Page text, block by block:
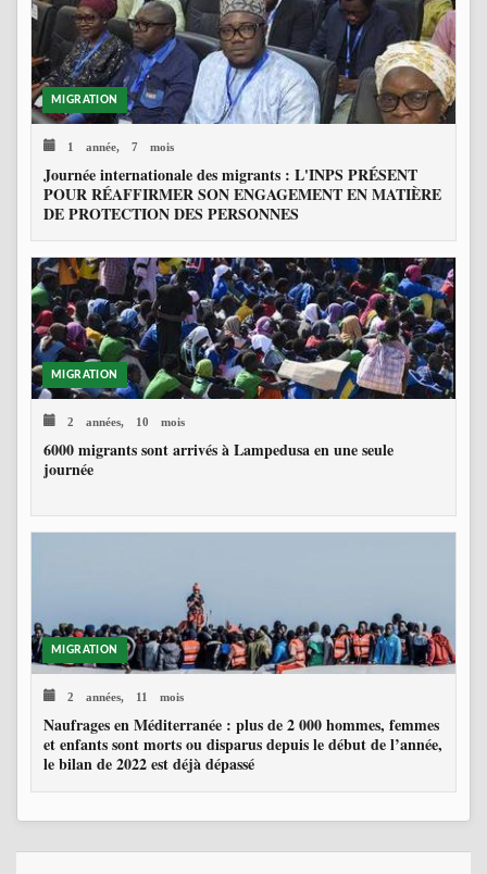
MIGRATION
1 année, 7 mois
Journée internationale des migrants : L'INPS PRÉSENT
POUR RÉAFFIRMER SON ENGAGEMENT EN MATIÈRE
DE PROTECTION DES PERSONNES
MIGRATION
2 années, 10 mois
6000 migrants sont arrivés à Lampedusa en une seule
journée
MIGRATION
2 années, 11 mois
Naufrages en Méditerranée : plus de 2 000 hommes, femmes
et enfants sont morts ou disparus depuis le début de l’année,
le bilan de 2022 est déjà dépassé